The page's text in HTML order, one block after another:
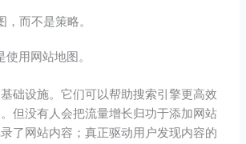
而不是策略。
用网站地图。
础设施。它们可以帮助搜索引擎更高效
但没有人会把流量增长归功于添加网站
了网站内容；真正驱动用户发现内容的